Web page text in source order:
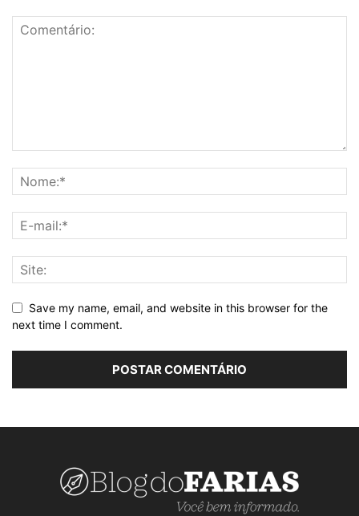
Save my name, email, and website in this browser for the
next time I comment.